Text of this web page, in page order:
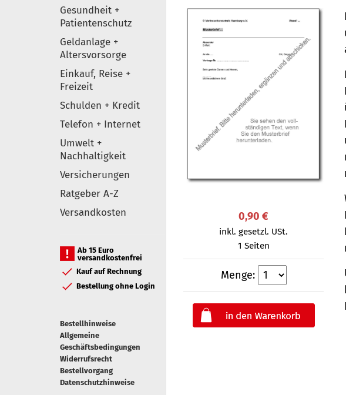
Gesundheit +
Patientenschutz
Geldanlage +
Altersvorsorge
Einkauf, Reise +
Freizeit
Schulden + Kredit
Telefon + Internet
Umwelt +
Nachhaltigkeit
Versicherungen
Ratgeber A-Z
Versandkosten
Ab 15 Euro
versandkostenfrei
Kauf auf Rechnung
Bestellung ohne Login
Bestellhinweise
Allgemeine
Geschäftsbedingungen
Widerrufsrecht
Bestellvorgang
Datenschutzhinweise
0,90 €
inkl. gesetzl. USt.
1 Seiten
Menge: